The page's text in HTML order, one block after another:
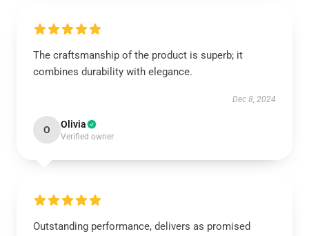
The craftsmanship of the product is superb; it
combines durability with elegance.
Dec 8, 2024
O Olivia
Verified owner
Outstanding performance, delivers as promised